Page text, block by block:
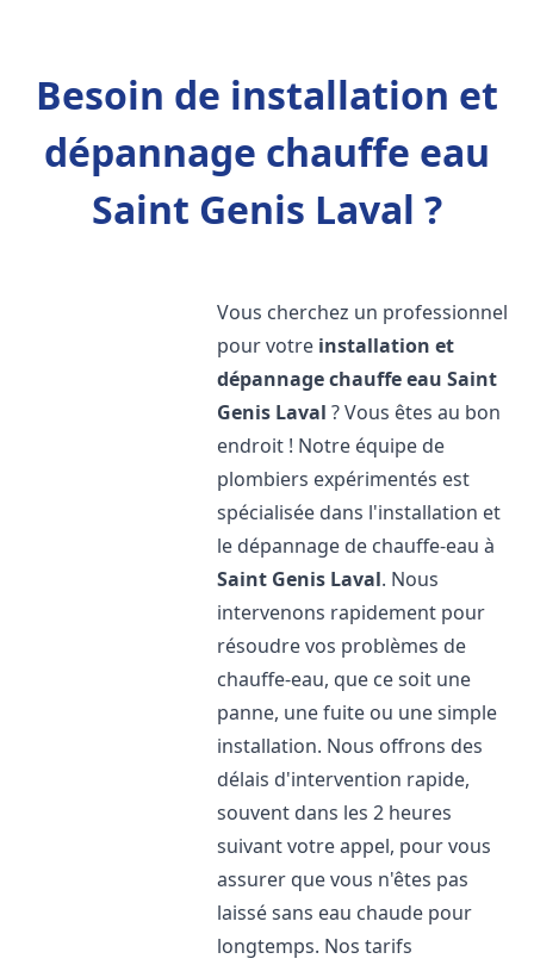
Besoin de installation et
dépannage chauffe eau
Saint Genis Laval ?
Vous cherchez un professionnel
pour votre installation et
dépannage chauffe eau Saint
Genis Laval ? Vous êtes au bon
endroit ! Notre équipe de
plombiers expérimentés est
spécialisée dans l'installation et
le dépannage de chauffe-eau à
Saint Genis Laval. Nous
intervenons rapidement pour
résoudre vos problèmes de
chauffe-eau, que ce soit une
panne, une fuite ou une simple
installation. Nous offrons des
délais d'intervention rapide,
souvent dans les 2 heures
suivant votre appel, pour vous
assurer que vous n'êtes pas
laissé sans eau chaude pour
longtemps. Nos tarifs